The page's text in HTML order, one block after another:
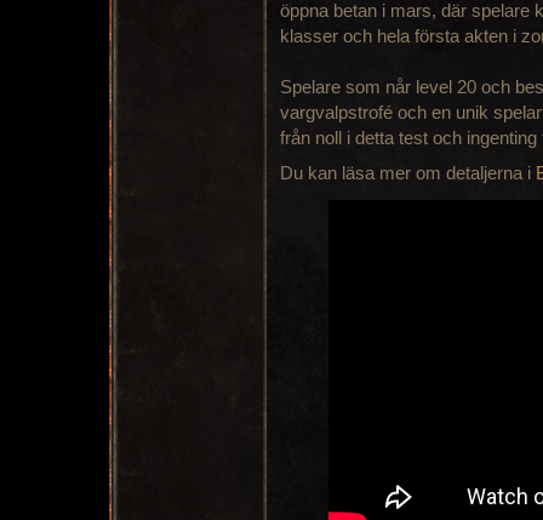
öppna betan i mars, där spelare
klasser och hela första akten i
Spelare som når level 20 och
vargvalpstrofé och en unik
från noll i detta test och
Du kan läsa mer om detaljerna i